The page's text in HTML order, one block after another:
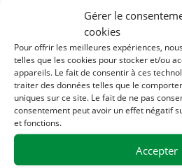
Gérer le
cookies
Pour offrir les meilleures expériences,
telles que les cookies pour stocker et/ou
appareils. Le fait de consentir à ces
traiter des données telles que le
uniques sur ce site. Le fait de ne pas
consentement peut avoir un effet négatif
et fonctions.
Accepter
LIEU
Maison de la solidarité
1 rue des filatures
Clisson, 44190 France + Google Map
06 33 56 20 56